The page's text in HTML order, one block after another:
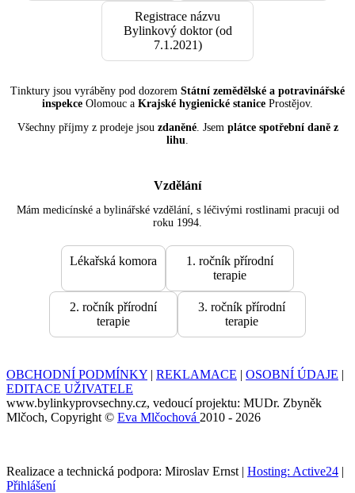
Registrace názvu
Bylinkový doktor (od
7.1.2021)
Tinktury jsou vyráběny pod dozorem Státní zemědělské a potravinářské
inspekce Olomouc a Krajské hygienické stanice Prostějov.
Všechny příjmy z prodeje jsou zdaněné. Jsem plátce spotřební daně z
lihu
Vzdělání
Mám medicínské a bylinářské vzdělání, s léčivými rostlinami pracuji od
roku 1994.
Lékařská komora
1. ročník přírodní
terapie
2. ročník přírodní
terapie
3. ročník přírodní
terapie
OBCHODNÍ PODMÍNKY | REKLAMACE | OSOBNÍ ÚDAJE |
EDITACE UŽIVATELE
www.bylinkyprovsechny.cz, vedoucí projektu: MUDr. Zbyněk
Mlčoch, Copyright © Eva Mlčochová 2010 - 2026
Realizace a technická podpora: Miroslav Ernst | Hosting: Active24 |
Přihlášení